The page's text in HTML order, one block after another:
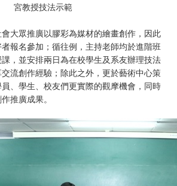
宮教授技法示範
大眾推廣以膠彩為媒材的繪畫創作，因此
報名參加；循往例，主持老師均於進階班
，並安排兩日為在校學生及系友辦理技法
流創作經驗；除此之外，更於藝術中心策
、學生、校友們更實際的觀摩機會，同時
推廣成果。